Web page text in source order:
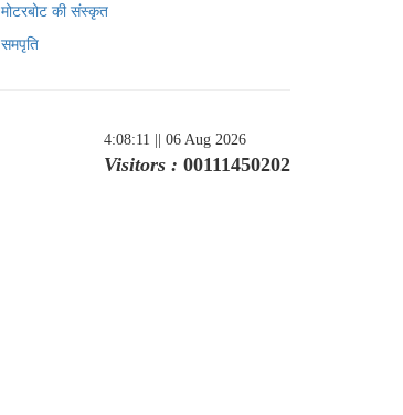
मोटरबोट की संस्कृत
समपृति
4:08:11 || 06 Aug 2026
Visitors : 00111450202